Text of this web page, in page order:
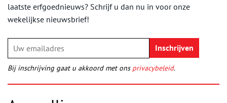
laatste erfgoednieuws? Schrijf u dan nu in voor onze
wekelijkse nieuwsbrief!
Bij inschrijving gaat u akkoord met ons privacybeleid.